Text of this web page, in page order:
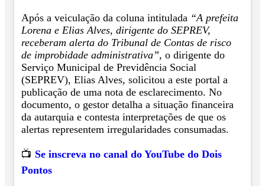
Após a veiculação da coluna intitulada “A prefeita
Lorena e Elias Alves, dirigente do SEPREV,
receberam alerta do Tribunal de Contas de risco
de improbidade administrativa”, o dirigente do
Serviço Municipal de Previdência Social
(SEPREV), Elias Alves, solicitou a este portal a
publicação de uma nota de esclarecimento. No
documento, o gestor detalha a situação financeira
da autarquia e contesta interpretações de que os
alertas representem irregularidades consumadas.
📺 Se inscreva no canal do YouTube do Dois
Pontos